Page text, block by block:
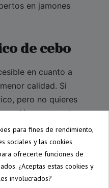
en jamones
de cebo
en cuanto a
calidad. Si
pero no quieres
opción, ya que el
aporta la calidad de
Nosotros lo
diario, ya que
calidad-precio
el jamón ibérico de
para fines de rendimiento,
sociales y las cookies
ofrecerte funciones de
¿Aceptas estas cookies y
involucrados?